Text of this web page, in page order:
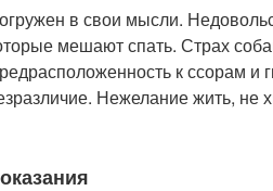
в свои мысли.
мешают спать. Страх
к ссорам и
Нежелание жить, не